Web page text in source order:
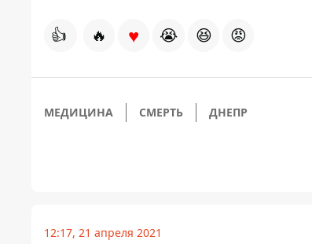
👍 🔥 ♥ 😭 😆 😡
МЕДИЦИНА СМЕРТЬ ДНЕПР
12:17, 21 апреля 2021